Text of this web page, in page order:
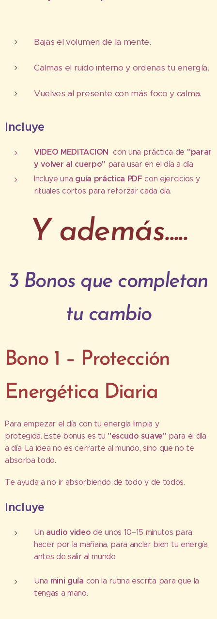
Bajas el volumen de la mente.
Calmas el ruido interno y ordenas tu energía.
Vuelves al presente con más foco y calma.
Incluye
VIDEO MEDITACIONcon una práctica de "parar
y volver al cuerpo" para usar en el día a día
Incluye una guía práctica PDFcon ejercicios y
rituales cortos para reforzar cada día.
Y además.....
3 Bonos que completan
tu cambio
Bono 1 – Protección
Energética Diaria
Para empezar el día con tu energía limpia y
protegida. Este bonus es tu "escudo suave" para el día
a día. La idea no es cerrarte al mundo, sino que no te
absorba todo.
Te ayuda a no ir absorbiendo de todo y de todos.
Incluye
Un audio videode unos 10–15 minutos para
hacer por la mañana, para anclar bien tu energía
antes de salir al mundo
Una mini guía con la rutina escrita para que la
tengas a mano.